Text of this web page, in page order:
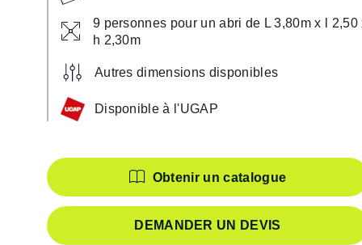
9 personnes pour un abri de L 3,80m x l 2,50
h 2,30m
Autres dimensions disponibles
Disponible à l'UGAP
Caractéristiques
Obtenir un catalogue
DEMANDER UN DEVIS